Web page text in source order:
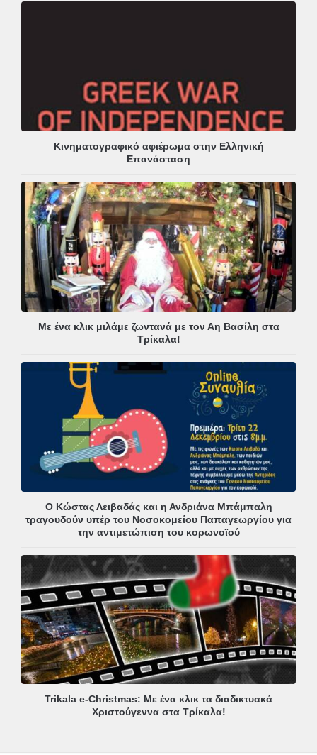
Κινηματογραφικό αφιέρωμα στην Ελληνική
Επανάσταση
Με ένα κλικ μιλάμε ζωντανά με τον Αη Βασίλη στα
Τρίκαλα!
Ο Κώστας Λειβαδάς και η Ανδριάνα Μπάμπαλη
τραγουδούν υπέρ του Νοσοκομείου Παπαγεωργίου για
την αντιμετώπιση του κορωνοϊού
Trikala e-Christmas: Με ένα κλικ τα διαδικτυακά
Χριστούγεννα στα Τρίκαλα!